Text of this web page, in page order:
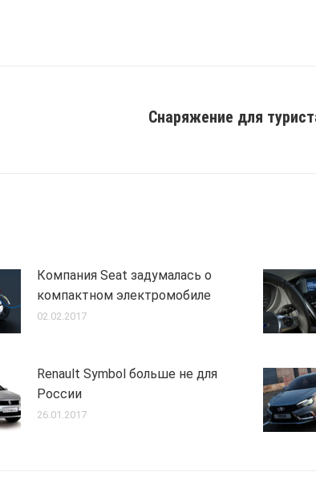
Снаряжение для
Компания Seat задумалась о
компактном электромобиле
02.02.2017
Renault Symbol больше не для
России
26.01.2017